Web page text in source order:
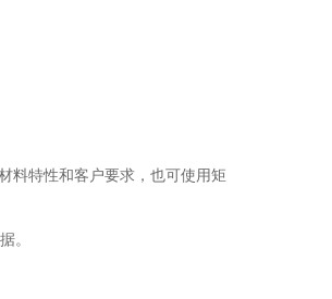
料特性和客户要求，也可使用矩
。